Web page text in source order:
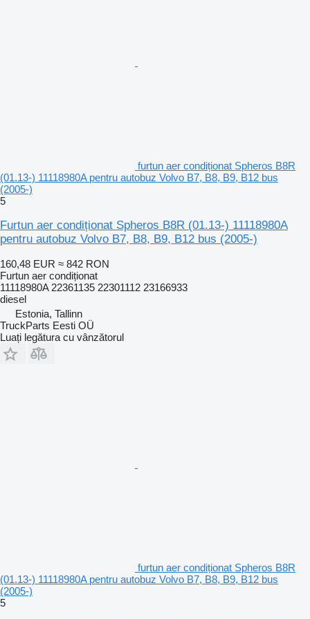
furtun aer condiționat Spheros B8R
(01.13-) 11118980A pentru autobuz Volvo B7, B8, B9, B12 bus
(2005-)
5
Furtun aer condiționat Spheros B8R (01.13-) 11118980A
pentru autobuz Volvo B7, B8, B9, B12 bus (2005-)
160,48 EUR ≈ 842 RON
Furtun aer condiționat
11118980A 22361135 22301112 23166933
diesel
Estonia, Tallinn
TruckParts Eesti OÜ
Luați legătura cu vânzătorul
furtun aer condiționat Spheros B8R
(01.13-) 11118980A pentru autobuz Volvo B7, B8, B9, B12 bus
(2005-)
5